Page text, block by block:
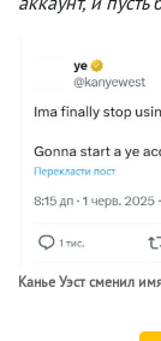
Канье Уэст сменил